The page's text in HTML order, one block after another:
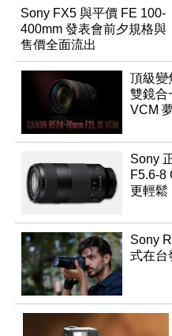
Sony FX5 與平價 FE 100-
400mm 發表會前夕規格與
售價全面流出
頂級變
雙鏡合
VCM
Sony
F5.6-8
更輕鬆
Sony
式在台